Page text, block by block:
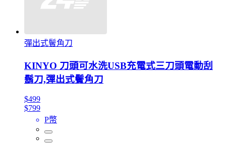
彈出式鬢角刀
KINYO 刀頭可水洗USB充電式三刀頭電動刮
鬍刀,彈出式鬢角刀
$499
$799
P幣